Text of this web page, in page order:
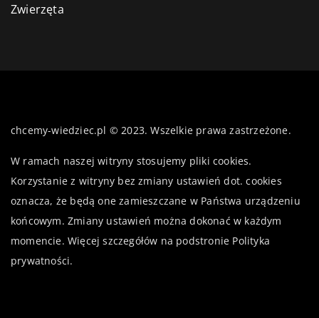
Zwierzęta
chcemy-wiedziec.pl © 2023. Wszelkie prawa zastrzeżone.
W ramach naszej witryny stosujemy pliki cookies.
Korzystanie z witryny bez zmiany ustawień dot. cookies
oznacza, że będą one zamieszczane w Państwa urządzeniu
końcowym. Zmiany ustawień można dokonać w każdym
momencie. Więcej szczegółów na podstronie Polityka
prywatności.